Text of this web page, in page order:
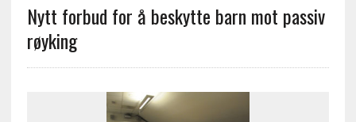
Nytt forbud for å beskytte barn mot passiv
røyking